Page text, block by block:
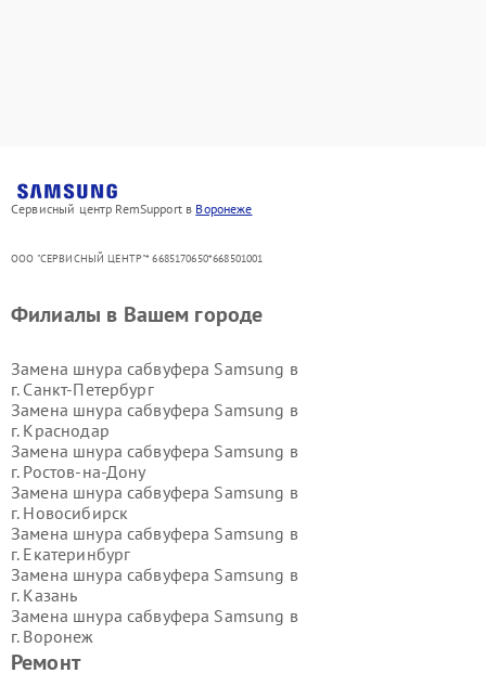
Сервисный центр RemSupport в Воронеже
ООО "СЕРВИСНЫЙ ЦЕНТР"* 6685170650*668501001
Ремонт
Филиалы в Вашем городе
Замена шнура сабвуфера Samsung в
г. Санкт-Петербург
Замена шнура сабвуфера Samsung в
г. Краснодар
Замена шнура сабвуфера Samsung в
г. Ростов-на-Дону
Замена шнура сабвуфера Samsung в
г. Новосибирск
Замена шнура сабвуфера Samsung в
г. Екатеринбург
Замена шнура сабвуфера Samsung в
г. Казань
Замена шнура сабвуфера Samsung в
г. Воронеж
Замена шнура сабвуфера Samsung в
г. Волгоград